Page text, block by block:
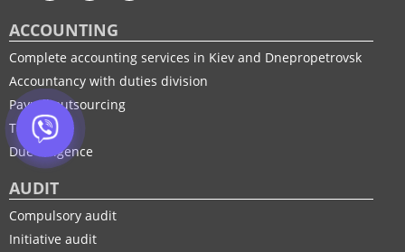
ACCOUNTING
Complete accounting services in Kiev and Dnepropetrovsk
Accountancy with duties division
Payroll outsourcing
Tax audit
Due Diligence
AUDIT
Compulsory audit
Initiative audit